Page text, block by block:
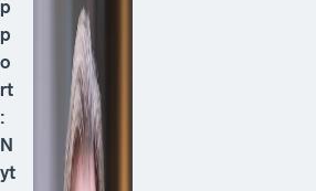
p
p
o
rt
:
N
yt